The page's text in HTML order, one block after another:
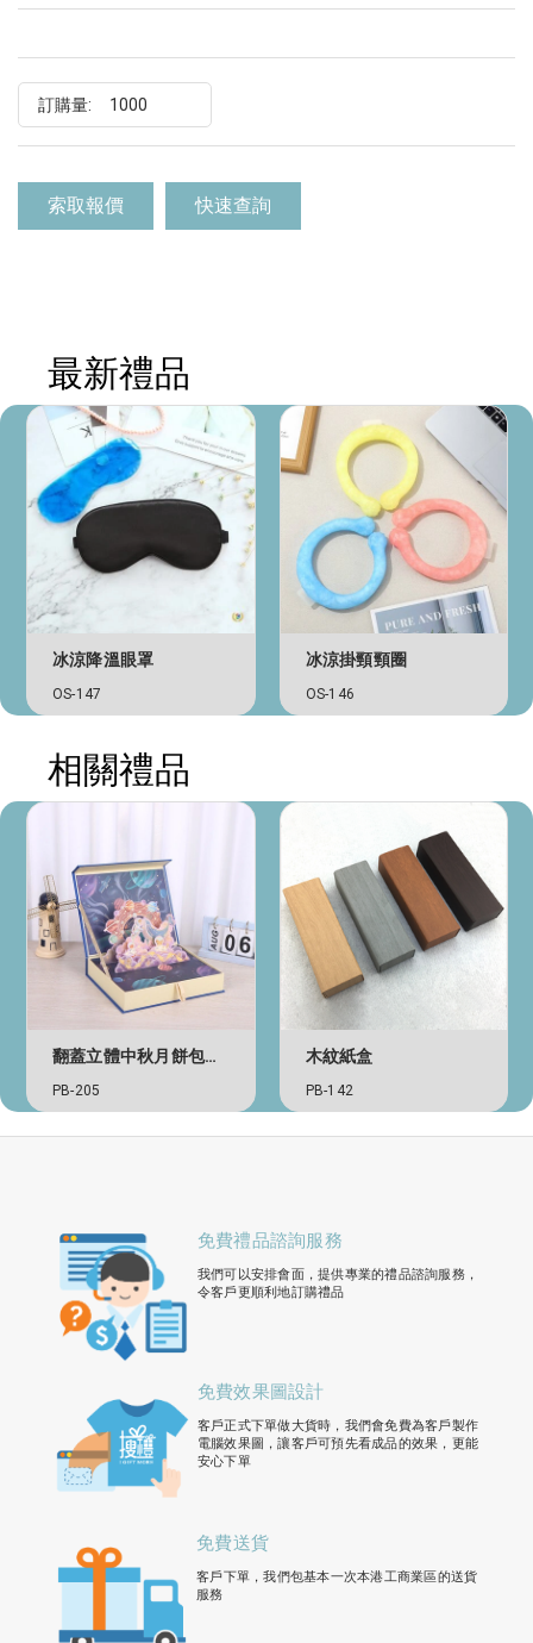
訂購量:
索取報價 快速查詢
最新禮品
冰涼降溫眼罩
OS-147
冰涼掛頸頸圈
OS-146
相關禮品
翻蓋立體中秋月餅包裝盒
PB-205
木紋紙盒
PB-142
免費禮品諮詢服務
我們可以安排會面，提供專業的禮品諮詢服務，
令客戶更順利地訂購禮品
免費效果圖設計
客戶正式下單做大貨時，我們會免費為客戶製作
電腦效果圖，讓客戶可預先看成品的效果，更能
安心下單
免費送貨
客戶下單，我們包基本一次本港工商業區的送貨
服務